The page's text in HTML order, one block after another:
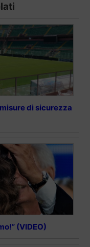
di sicurezza
(VIDEO)